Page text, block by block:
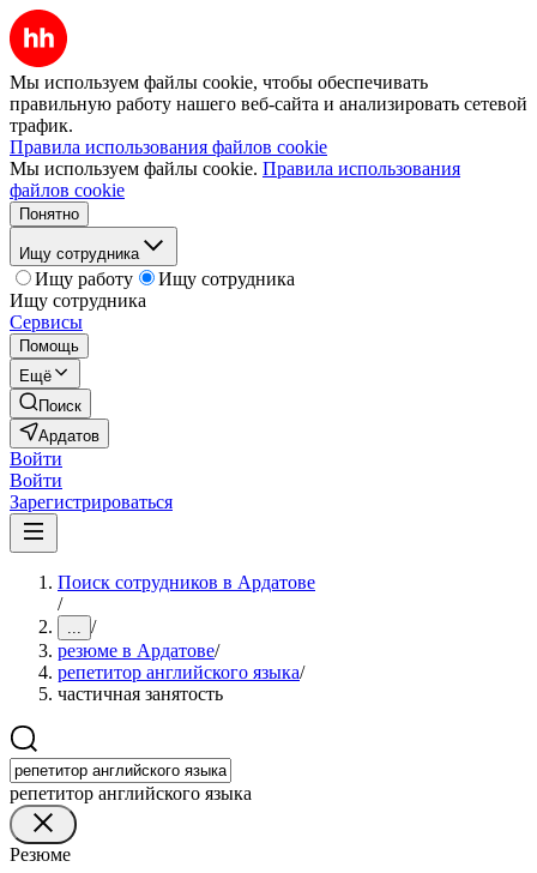
Мы используем файлы cookie, чтобы обеспечивать
правильную работу нашего веб-сайта и анализировать сетевой
трафик.
Правила использования файлов cookie
Мы используем файлы cookie. Правила использования
файлов cookie
Понятно
Ищу сотрудника
Ищу работу
Ищу сотрудника
Ищу сотрудника
Сервисы
Помощь
Ещё
Поиск
Ардатов
Войти
Войти
Зарегистрироваться
Поиск сотрудников в Ардатове
/
... /
резюме в Ардатове/
репетитор английского языка/
частичная занятость
репетитор английского языка
Резюме